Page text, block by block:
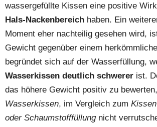
wassergefüllte Kissen eine positive
Hals-Nackenbereich haben. Ein
Moment eher nachteilig gesehen wird,
Gewicht gegenüber einem
begründet sich auf der Wasserfüllung,
Wasserkissen deutlich schwerer ist.
das höhere Gewicht positiv zu
Wasserkissen, im Vergleich zum
oder Schaumstofffüllungnicht